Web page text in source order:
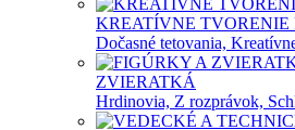
KREATÍVNE TVORENIE
Dočasné tetovania,
ZVIERATKÁ
Hrdinovia, Z rozprávok,